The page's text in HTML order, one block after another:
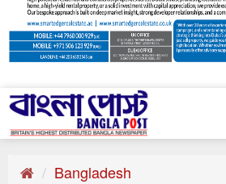
Bangladesh